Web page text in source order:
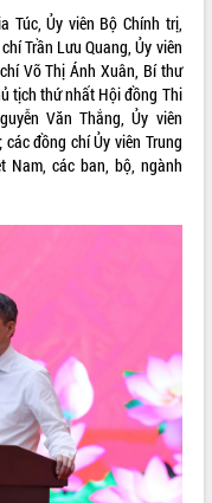
Túc, Ủy viên Bộ Chính trị,
Trần Lưu Quang, Ủy viên
Võ Thị Ánh Xuân, Bí thư
tịch thứ nhất Hội đồng Thi
Văn Thắng, Ủy viên
đồng chí Ủy viên Trung
Nam, các ban, bộ, ngành